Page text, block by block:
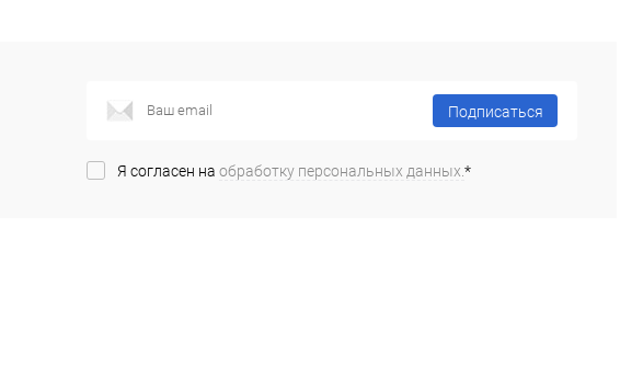
Подписаться
Я согласен на обработку персональных данных. *